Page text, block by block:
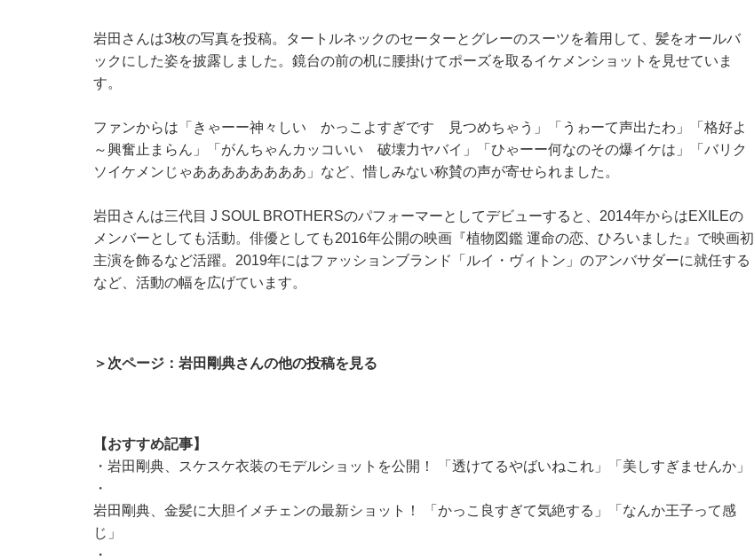
岩田さんは3枚の写真を投稿。タートルネックのセーターとグレーのスーツを着用して、髪をオールバ
ックにした姿を披露しました。鏡台の前の机に腰掛けてポーズを取るイケメンショットを見せていま
す。
ファンからは「きゃーー神々しい かっこよすぎです 見つめちゃう」「うゎーて声出たわ」「格好よ
～興奮止まらん」「がんちゃんカッコいい 破壊力ヤバイ」「ひゃーー何なのその爆イケは」「バリク
ソイケメンじゃああああああああ」など、惜しみない称賛の声が寄せられました。
岩田さんは三代目 J SOUL BROTHERSのパフォーマーとしてデビューすると、2014年からはEXILEの
メンバーとしても活動。俳優としても2016年公開の映画『植物図鑑 運命の恋、ひろいました』で映画初
主演を飾るなど活躍。2019年にはファッションブランド「ルイ・ヴィトン」のアンバサダーに就任する
など、活動の幅を広げています。
＞次ページ：岩田剛典さんの他の投稿を見る
【おすすめ記事】
・ 岩田剛典、スケスケ衣装のモデルショットを公開！ 「透けてるやばいねこれ」「美しすぎませんか」
・
岩田剛典、金髪に大胆イメチェンの最新ショット！ 「かっこ良すぎて気絶する」「なんか王子って感
じ」